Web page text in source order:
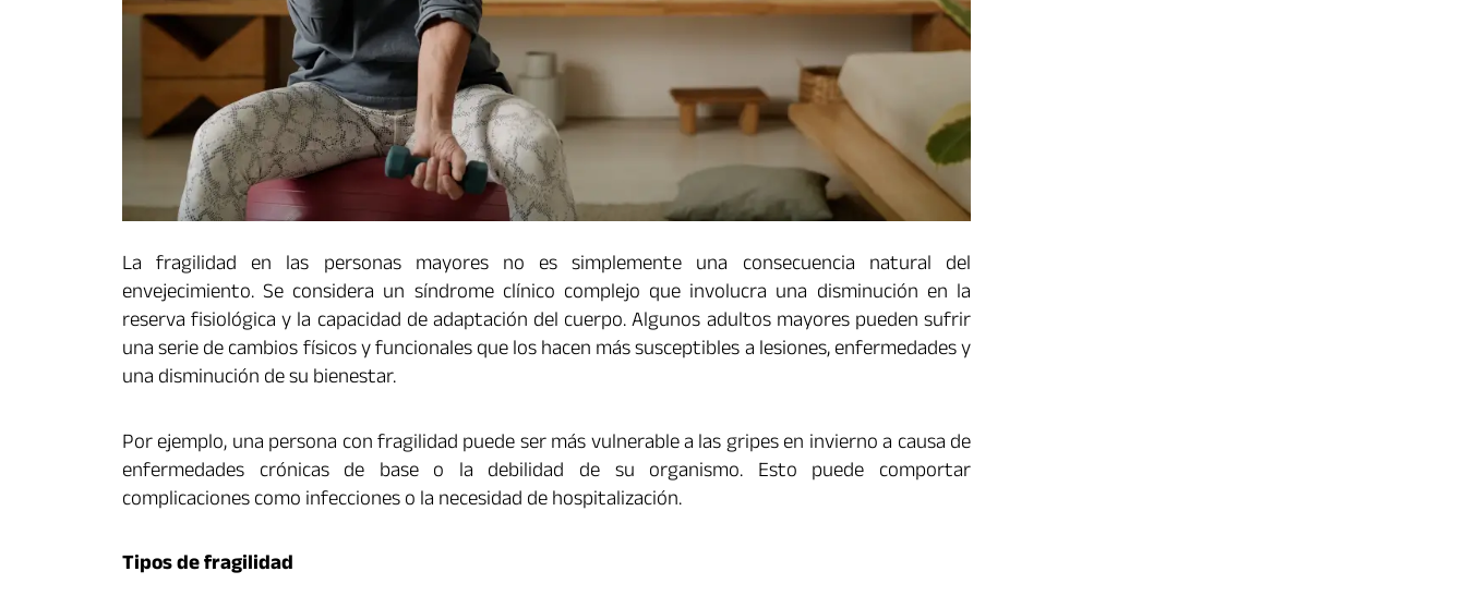
La fragilidad en las personas mayores no es simplemente una consecuencia natural del
envejecimiento. Se considera un síndrome clínico complejo que involucra una disminución en la
reserva fisiológica y la capacidad de adaptación del cuerpo. Algunos adultos mayores pueden sufrir
una serie de cambios físicos y funcionales que los hacen más susceptibles a lesiones, enfermedades y
una disminución de su bienestar.
Por ejemplo, una persona con fragilidad puede ser más vulnerable a las gripes en invierno a causa de
enfermedades crónicas de base o la debilidad de su organismo. Esto puede comportar
complicaciones como infecciones o la necesidad de hospitalización.
Tipos de fragilidad